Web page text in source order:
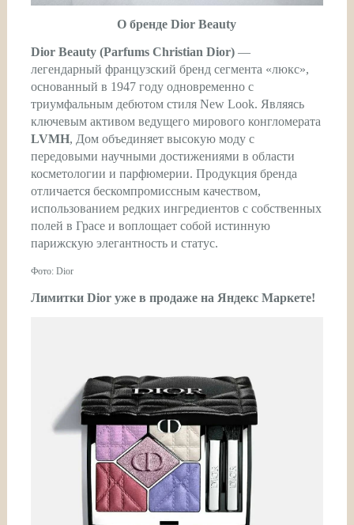
О бренде Dior Beauty
Dior Beauty (Parfums Christian Dior)—
легендарный французский бренд сегмента «люкс»,
основанный в 1947 году одновременно с
триумфальным дебютом стиля New Look. Являясь
ключевым активом ведущего мирового конгломерата
LVMH, Дом объединяет высокую моду с
передовыми научными достижениями в области
косметологии и парфюмерии. Продукция бренда
отличается бескомпромиссным качеством,
использованием редких ингредиентов с собственных
полей в Грасе и воплощает собой истинную
парижскую элегантность и статус.
Фото: Dior
Лимитки Dior уже в продаже на Яндекс Маркете!